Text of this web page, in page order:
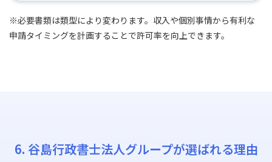
※必要書類は類型により変わります。収入や個別事情から有利な
申請タイミングを計画することで許可率を向上できます。
6. 谷島行政書士法人グループが選ばれる理由